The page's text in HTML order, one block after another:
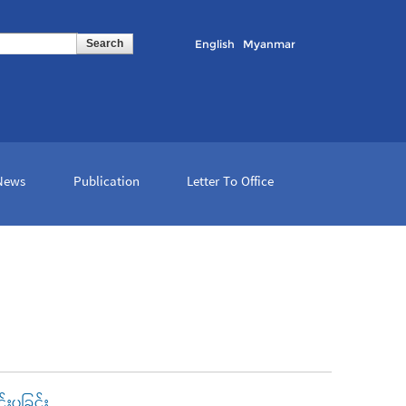
English Myanmar
Publication Letter To Office
ခြင်း